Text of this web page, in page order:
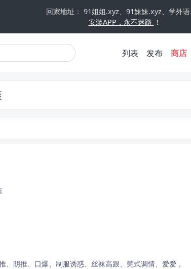
回家地址： 91姐姐.xyz、91妹妹.xyz、学外
安装APP，永不迷路 ！
列表 发布 商店
、阴推、口爆、制服诱惑、丝袜高跟、莞式调情、爱爱，